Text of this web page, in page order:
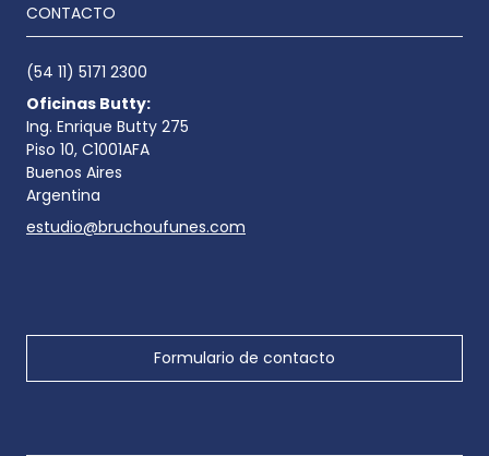
CONTACTO
(54 11) 5171 2300
Oficinas Butty:
Ing. Enrique Butty 275
Piso 10, C1001AFA
Buenos Aires
Argentina
estudio@bruchoufunes.com
Formulario de contacto